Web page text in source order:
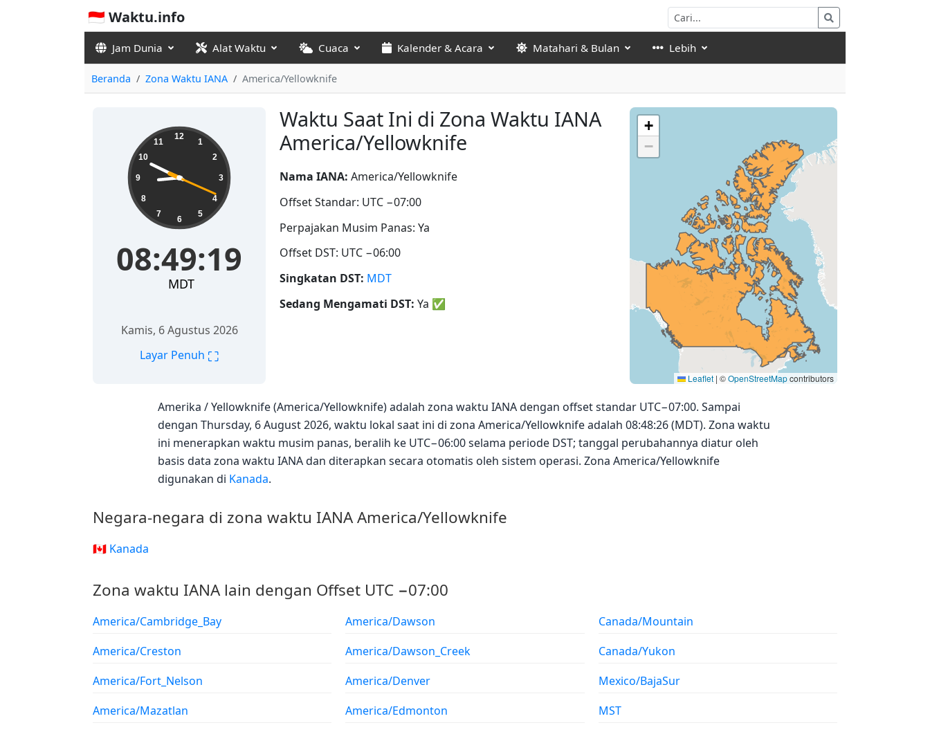
🇮🇩 Waktu.info
Jam Dunia Alat Waktu Cuaca Kalender & Acara Matahari & Bulan Lebih
Beranda Zona Waktu IANA America/Yellowknife
Waktu Saat Ini di Zona Waktu IANA
America/Yellowknife
08:49:19 12
1
2
3
4
5
6
7
8
9
10
11
08:49:19
MDT
Kamis, 6 Agustus 2026
Layar Penuh ⛶
Nama IANA: America/Yellowknife
Offset Standar: UTC −07:00
Perpajakan Musim Panas: Ya
Offset DST: UTC −06:00
Singkatan DST: MDT
Sedang Mengamati DST: Ya ✅
+
−
Leaflet | ©OpenStreetMapcontributors
Amerika / Yellowknife (America/Yellowknife) adalah zona waktu IANA dengan offset standar UTC−07:00. Sampai
dengan Thursday, 6 August 2026, waktu lokal saat ini di zona America/Yellowknife adalah 08:48:26 (MDT). Zona waktu
ini menerapkan waktu musim panas, beralih ke UTC−06:00 selama periode DST; tanggal perubahannya diatur oleh
basis data zona waktu IANA dan diterapkan secara otomatis oleh sistem operasi. Zona America/Yellowknife
digunakan di Kanada.
Negara-negara di zona waktu IANA America/Yellowknife
🇨🇦 Kanada
Zona waktu IANA lain dengan Offset UTC −07:00
America/Cambridge_Bay
America/Creston
America/Fort_Nelson
America/Mazatlan
America/Dawson
America/Dawson_Creek
America/Denver
America/Edmonton
Canada/Mountain
Canada/Yukon
Mexico/BajaSur
MST